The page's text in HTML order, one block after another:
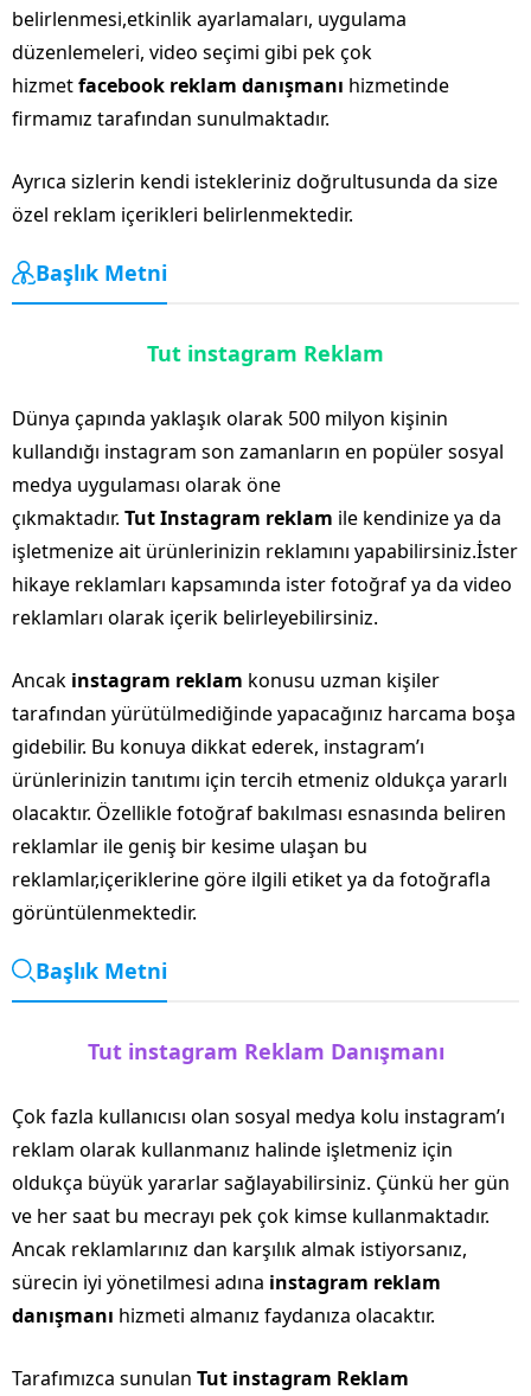
belirlenmesi,etkinlik ayarlamaları, uygulama
düzenlemeleri, video seçimi gibi pek çok
hizmetfacebook reklam danışmanı hizmetinde
firmamız tarafından sunulmaktadır.
Ayrıca sizlerin kendi istekleriniz doğrultusunda da size
özel reklam içerikleri belirlenmektedir.
Başlık Metni
Tut instagram Reklam
Dünya çapında yaklaşık olarak 500 milyon kişinin
kullandığı instagram son zamanların en popüler sosyal
medya uygulaması olarak öne
çıkmaktadır. Tut Instagram reklam ile kendinize ya da
işletmenize ait ürünlerinizin reklamını yapabilirsiniz.İster
hikaye reklamları kapsamında ister fotoğraf ya da video
reklamları olarak içerik belirleyebilirsiniz.
Ancak instagram reklam konusu uzman kişiler
tarafından yürütülmediğinde yapacağınız harcama boşa
gidebilir. Bu konuya dikkat ederek, instagram’ı
ürünlerinizin tanıtımı için tercih etmeniz oldukça yararlı
olacaktır. Özellikle fotoğraf bakılması esnasında beliren
reklamlar ile geniş bir kesime ulaşan bu
reklamlar,içeriklerine göre ilgili etiket ya da fotoğrafla
görüntülenmektedir.
Başlık Metni
Tut instagram Reklam Danışmanı
Çok fazla kullanıcısı olan sosyal medya kolu instagram’ı
reklam olarak kullanmanız halinde işletmeniz için
oldukça büyük yararlar sağlayabilirsiniz. Çünkü her gün
ve her saat bu mecrayı pek çok kimse kullanmaktadır.
Ancak reklamlarınız dan karşılık almak istiyorsanız,
sürecin iyi yönetilmesi adına instagram reklam
danışmanı hizmeti almanız faydanıza olacaktır.
Tarafımızca sunulan Tut instagram Reklam